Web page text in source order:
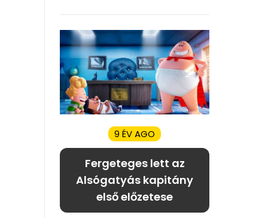
9 ÉV AGO
Fergeteges lett az
Alsógatyás kapitány
első előzetese